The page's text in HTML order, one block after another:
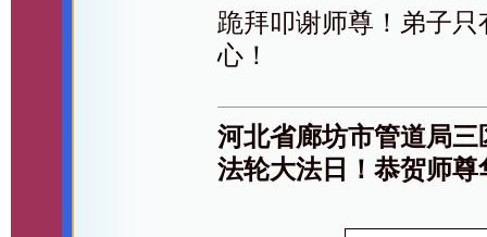
跪拜叩谢师尊！弟子
心！
河北省廊坊市管道局
法轮大法日！恭贺师尊